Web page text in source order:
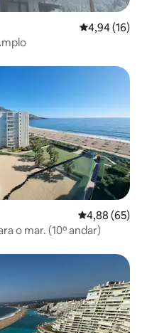
Classificação
4,94 (16)
Classificação
4,88 (65)
o mar. (10º andar)